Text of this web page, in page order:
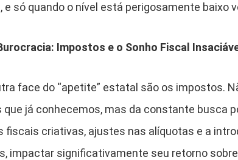
e só quando o nível está perigosamente baixo
Impostos e o Sonho Fiscal
face do “apetite” estatal são os impostos.
já conhecemos, mas da constante busca
fiscais criativas, ajustes nas alíquotas e a
impactar significativamente seu retorno